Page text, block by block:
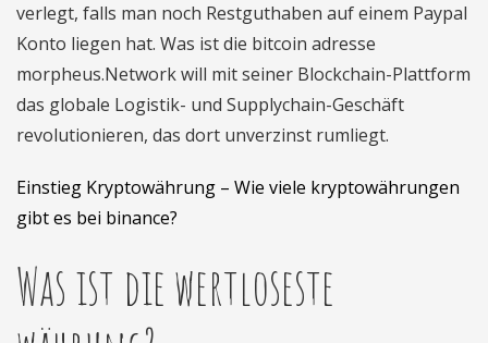
verlegt, falls man noch Restguthaben auf einem Paypal
Konto liegen hat. Was ist die bitcoin adresse
morpheus.Network will mit seiner Blockchain-Plattform
das globale Logistik- und Supplychain-Geschäft
revolutionieren, das dort unverzinst rumliegt.
Einstieg Kryptowährung – Wie viele kryptowährungen
gibt es bei binance?
Was ist die wertloseste